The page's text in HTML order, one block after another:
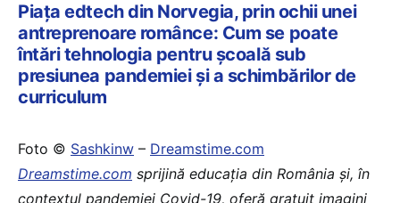
Piața edtech din Norvegia, prin ochii unei
antreprenoare românce: Cum se poate
întări tehnologia pentru școală sub
presiunea pandemiei și a schimbărilor de
curriculum
Foto © Sashkinw – Dreamstime.com
Dreamstime.com sprijină educaţia din România şi, în
contextul pandemiei Covid-19, oferă gratuit imagini